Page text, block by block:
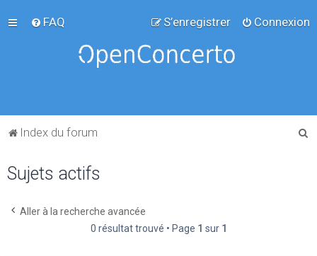
FAQ Connexion
S’enregistrer
Index du forum
Sujets actifs
Aller à la recherche avancée
0 résultat trouvé • Page 1 sur 1